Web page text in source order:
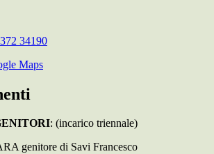
34190
Maps
: (incarico triennale)
genitore di Savi Francesco